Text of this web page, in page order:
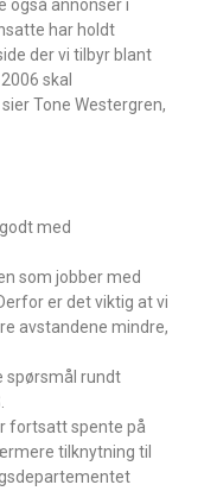
også annonser i
har holdt
der vi tilbyr blant
skal
Tone Westergren,
med
som jobber med
er det viktig at vi
avstandene mindre,
spørsmål rundt
fortsatt spente på
tilknytning til